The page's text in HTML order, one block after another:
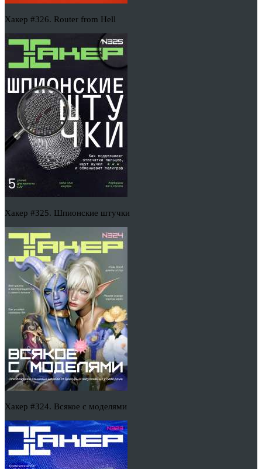
Хакер #326. Router from Hell
Хакер #325. Шпионские штучки
Хакер #324. Всякое с моделями